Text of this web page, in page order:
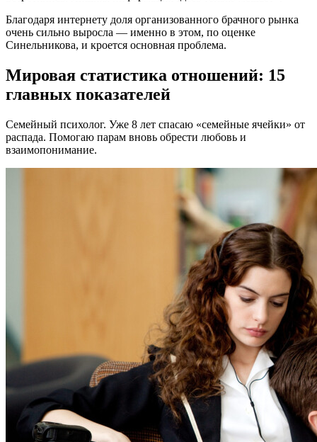
Благодаря интернету доля организованного брачного рынка
очень сильно выросла — именно в этом, по оценке
Синельникова, и кроется основная проблема.
Мировая статистика отношений: 15
главных показателей
Семейный психолог. Уже 8 лет спасаю «семейные ячейки» от
распада. Помогаю парам вновь обрести любовь и
взаимопонимание.